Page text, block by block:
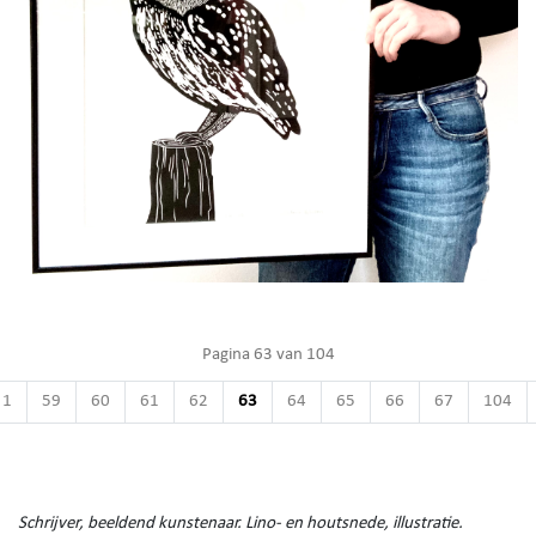
Pagina 63 van 104
1 59 60 61 62 63 64 65 66 67 104
Schrijver, beeldend kunstenaar. Lino- en houtsnede, illustratie.